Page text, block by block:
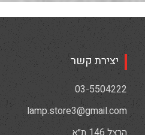
יצירת קשר
03-5504222
lamp.store3@gmail.com